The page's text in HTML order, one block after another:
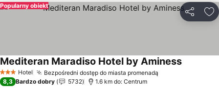
Popularny obiekt
3 Kategoria
Hotel Bezpośredni dostęp do miasta promenadą
Mediteran Maradiso Hotel by AminessWyświetl
8,3 Bardzo dobry 5732 1.6 km do: Centrum